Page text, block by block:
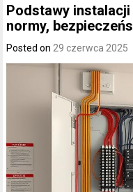
Podstawy
normy,
Posted on 29 czerwca 2025